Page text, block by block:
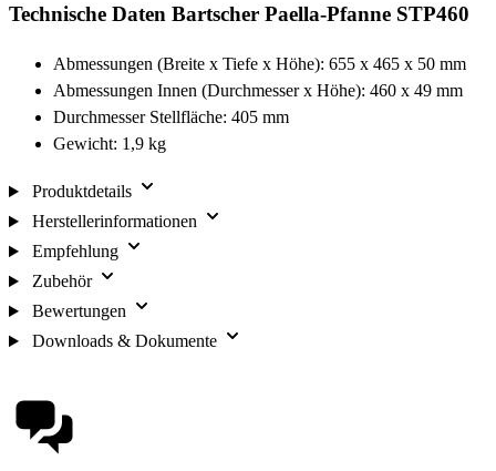
Technische Daten Bartscher Paella-Pfanne STP460
Abmessungen (Breite x Tiefe x Höhe): 655 x 465 x 50 mm
Abmessungen Innen (Durchmesser x Höhe): 460 x 49 mm
Durchmesser Stellfläche: 405 mm
Gewicht: 1,9 kg
Produktdetails
Herstellerinformationen
Empfehlung
Zubehör
Bewertungen
Downloads & Dokumente